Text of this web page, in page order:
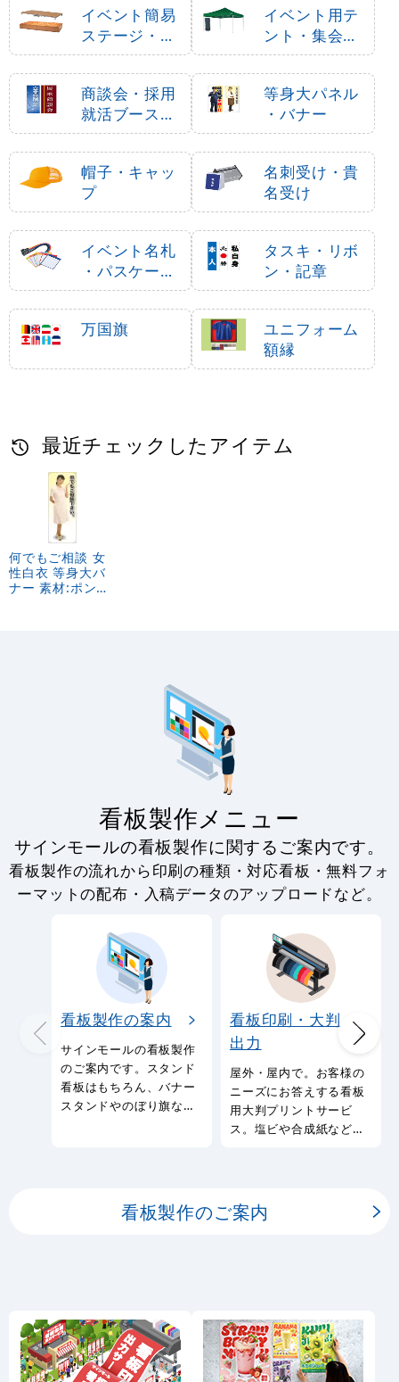
イベント簡易
ステージ・ポ
ータブルステ
ージ
イベント用テ
ント・集会用
テント
商談会・採用
就活ブース用
品
等身大パネル
・バナー
帽子・キャッ
プ
名刺受け・貴
名受け
イベント名札
・パスケース
・ネームホル
ダー
タスキ・リボ
ン・記章
万国旗
ユニフォーム
額縁
最近チェックしたアイテム
何でもご相談 女
性白衣 等身大バ
ナー 素材:ポンジ
看板製作メニュー
サインモールの看板製作に関するご案内です。
看板製作の流れから印刷の種類・対応看板・無料フォ
ーマットの配布・入稿データのアップロードなど。
看板製作の案内
サインモールの看板製作
のご案内です。スタンド
看板はもちろん、バナー
スタンドやのぼり旗など
看板印刷・大判
出力
屋外・屋内で。お客様の
ニーズにお答えする看板
用大判プリントサービ
ス。塩ビや合成紙など看
看板製作のご案内